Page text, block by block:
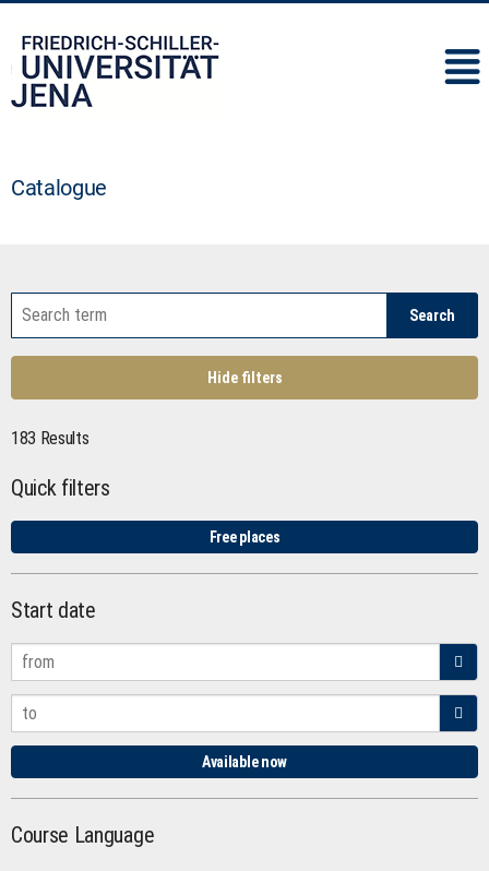
Catalogue
Search
Hide filters
183 Results
Quick filters
Free places
Start date
Available now
Course Language